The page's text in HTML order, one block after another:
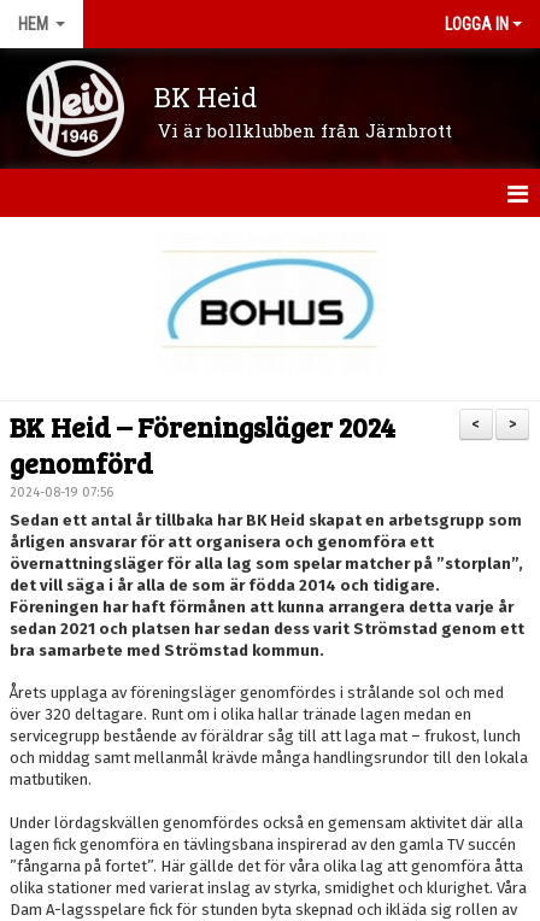
HEM LOGGA IN
BK Heid
Vi är bollklubben från Järnbrott
DOKUMENT
NYFIKEN PÅ HANDBOLL
HEID CUPEN
STÖTTA BK HEID - BLI MEDLEM!
HANDBOLLSGYMNASIUM
DIGITALT MATCHPROGRAM
>
<
BK Heid – Föreningsläger 2024
genomförd
2024-08-19 07:56
Sedan ett antal år tillbaka har BK Heid skapat en arbetsgrupp som
årligen ansvarar för att organisera och genomföra ett
övernattningsläger för alla lag som spelar matcher på ”storplan”,
det vill säga i år alla de som är födda 2014 och tidigare.
Föreningen har haft förmånen att kunna arrangera detta varje år
sedan 2021 och platsen har sedan dess varit Strömstad genom ett
bra samarbete med Strömstad kommun.
Årets upplaga av föreningsläger genomfördes i strålande sol och med
över 320 deltagare. Runt om i olika hallar tränade lagen medan en
servicegrupp bestående av föräldrar såg till att laga mat – frukost, lunch
och middag samt mellanmål krävde många handlingsrundor till den lokala
matbutiken.
Under lördagskvällen genomfördes också en gemensam aktivitet där alla
lagen fick genomföra en tävlingsbana inspirerad av den gamla TV succén
”fångarna på fortet”. Här gällde det för våra olika lag att genomföra åtta
olika stationer med varierat inslag av styrka, smidighet och klurighet. Våra
Dam A-lagsspelare fick för stunden byta skepnad och ikläda sig rollen av